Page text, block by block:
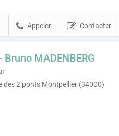
Contacter
Appeler
Bruno MADENBERG
des 2 ponts Montpellier (34000)